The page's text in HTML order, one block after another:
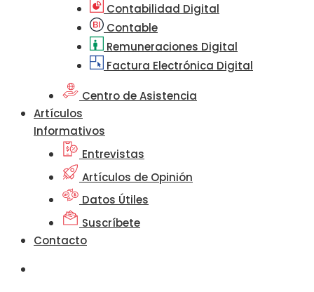
Contabilidad Digital
Contable
Remuneraciones Digital
Factura Electrónica Digital
Centro de Asistencia
Artículos
Informativos
Entrevistas
Artículos de Opinión
Datos Útiles
Suscríbete
Contacto